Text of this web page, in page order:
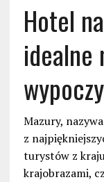
Hotel
idealne
Mazury,
z
turystów z
krajobrazami,